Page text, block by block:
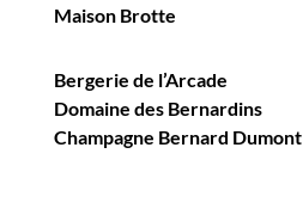
Maison Brotte
Bergerie de l’Arcade
Domaine des Bernardins
Champagne Bernard Dumont